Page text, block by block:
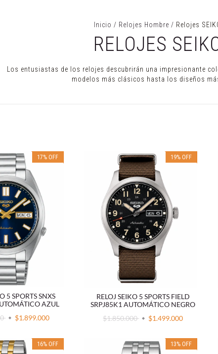
Inicio / Relojes Hombre / Relojes
RELOJES
Los entusiastas de los relojes descubrirán una impresionante
modelos más clásicos hasta los diseños
17% OFF
5 SPORTS SNXS
AZUL
$1.899.000
19% OFF
RELOJ SEIKO 5 SPORTS FIELD
SRPJ85K1 AUTOMÁTICO NEGRO
$1.850.000
$1.499.000
16% OFF 13% OFF